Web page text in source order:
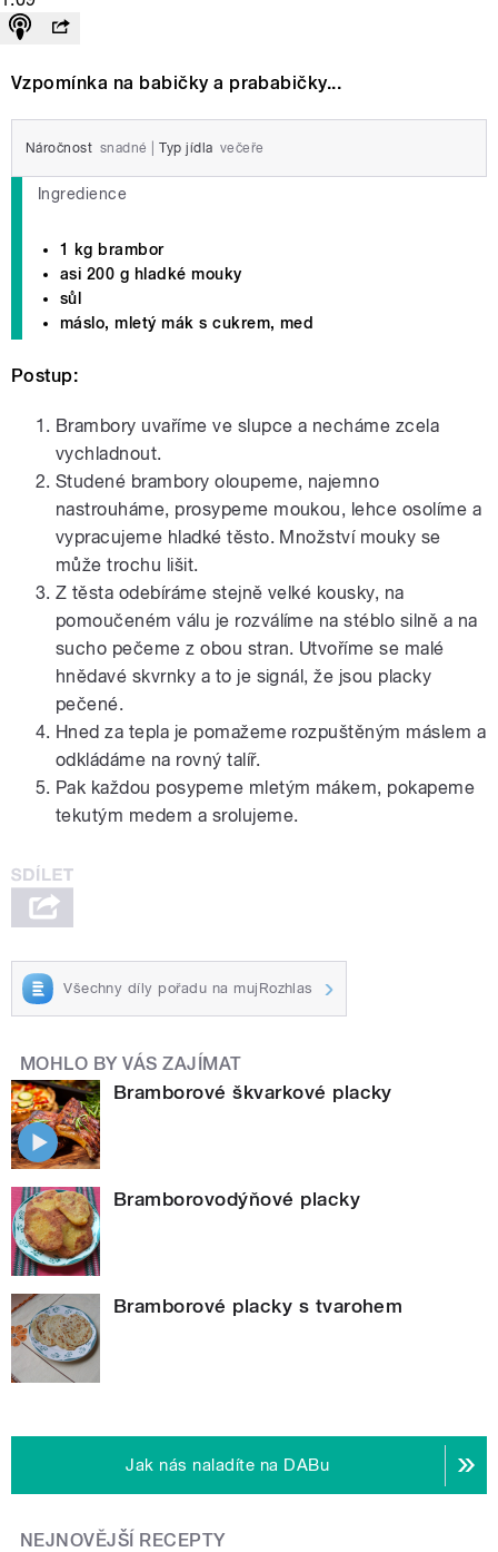
Vzpomínka na babičky a prababičky...
Náročnost snadné Typ jídla večeře
Ingredience
1 kg brambor
asi 200 g hladké mouky
sůl
máslo, mletý mák s cukrem, med
Postup:
Brambory uvaříme ve slupce a necháme zcela
vychladnout.
Studené brambory oloupeme, najemno
nastrouháme, prosypeme moukou, lehce osolíme a
vypracujeme hladké těsto. Množství mouky se
může trochu lišit.
Z těsta odebíráme stejně velké kousky, na
pomoučeném válu je rozválíme na stéblo silně a na
sucho pečeme z obou stran. Utvoříme se malé
hnědavé skvrnky a to je signál, že jsou placky
pečené.
Hned za tepla je pomažeme rozpuštěným máslem a
odkládáme na rovný talíř.
Pak každou posypeme mletým mákem, pokapeme
tekutým medem a srolujeme.
Všechny díly pořadu na mujRozhlas
MOHLO BY VÁS ZAJÍMAT
Bramborové škvarkové placky
Bramborovodýňové placky
Bramborové placky s tvarohem
Jak nás naladíte na DABu
NEJNOVĚJŠÍ RECEPTY